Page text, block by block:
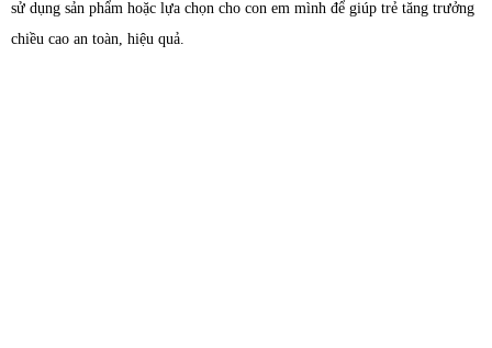
sử dụng sản phẩm hoặc lựa chọn cho con em mình để giúp trẻ tăng trưởng
chiều cao an toàn, hiệu quả.